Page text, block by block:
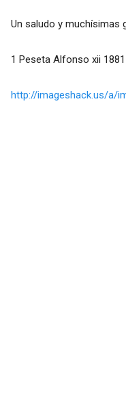
Un saludo y muchísimas
1 Peseta Alfonso xii 1881
http://imageshack.us/a/